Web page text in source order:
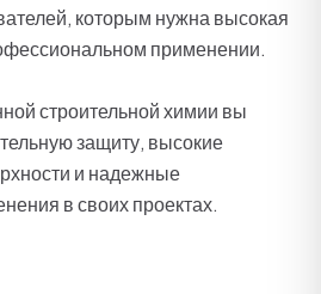
которым нужна высокая
применении.
строительной химии вы
защиту, высокие
и надежные
в своих проектах.